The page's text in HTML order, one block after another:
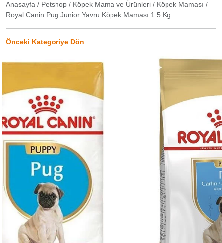
Anasayfa / Petshop / Köpek Mama ve Ürünleri / Köpek Maması /
Royal Canin Pug Junior Yavru Köpek Maması 1.5 Kg
Önceki Kategoriye Dön